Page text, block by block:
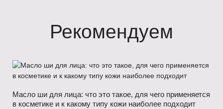
Рекомендуем
Масло ши для лица: что это такое, для чего применяется
в косметике и к какому типу кожи наиболее подходит